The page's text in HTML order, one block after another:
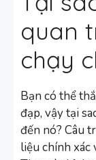
quan
chạy
Bạn có thể
đạp, vậy tại
đến nó? Câu
liệu chính xác